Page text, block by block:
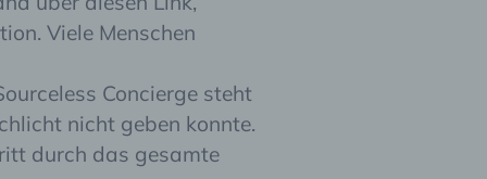
Viele Menschen
Concierge steht
nicht geben konnte.
durch das gesamte